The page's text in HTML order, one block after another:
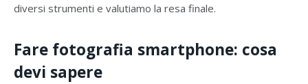
diversi strumenti e valutiamo la resa finale.
Fare fotografia smartphone: cosa
devi sapere